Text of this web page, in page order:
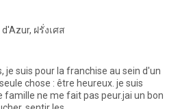
ฝรั่งเศส
chose : être heureux. je suis
famille ne me fait pas peur.jai un bon